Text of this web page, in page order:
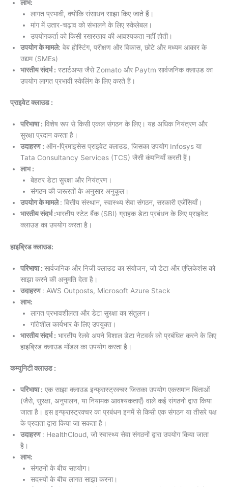
लाभ:
लागत प्रभावी, क्योंकि संसाधन साझा किए जाते हैं।
मांग में उतार-चढ़ाव को संभालने के लिए स्केलेबल।
उपयोगकर्ता को किसी रखरखाव की आवश्यकता नहीं होती।
उपयोग के मामले: वेब होस्टिंग, परीक्षण और विकास, छोटे और मध्यम आकार के
उद्यम (SMEs)
भारतीय संदर्भ : स्टार्टअप्स जैसे Zomato और Paytm सार्वजनिक क्लाउड का
उपयोग लागत प्रभावी स्केलिंग के लिए करते हैं।
प्राइवेट क्लाउड :
परिभाषा : विशेष रूप से किसी एकल संगठन के लिए। यह अधिक नियंत्रण और
सुरक्षा प्रदान करता है।
उदाहरण : ऑन-प्रिमाइसेस प्राइवेट क्लाउड, जिसका उपयोग Infosys या
Tata Consultancy Services (TCS) जैसी कंपनियाँ करती हैं।
लाभ :
बेहतर डेटा सुरक्षा और नियंत्रण।
संगठन की जरूरतों के अनुसार अनुकूल।
उपयोग के मामले: वित्तीय संस्थान, स्वास्थ्य सेवा संगठन, सरकारी एजेंसियाँ।
भारतीय संदर्भ :भारतीय स्टेट बैंक (SBI) ग्राहक डेटा प्रबंधन के लिए प्राइवेट
क्लाउड का उपयोग करता है।
हाइब्रिड क्लाउड:
परिभाषा : सार्वजनिक और निजी क्लाउड का संयोजन, जो डेटा और एप्लिकेशंस को
साझा करने की अनुमति देता है।
उदाहरण: AWS Outposts, Microsoft Azure Stack
लाभ:
लागत प्रभावशीलता और डेटा सुरक्षा का संतुलन।
गतिशील कार्यभार के लिए उपयुक्त।
भारतीय संदर्भ : भारतीय रेलवे अपने विशाल डेटा नेटवर्क को प्रबंधित करने के लिए
हाइब्रिड क्लाउड मॉडल का उपयोग करता है।
कम्युनिटी क्लाउड :
परिभाषा : एक साझा क्लाउड इन्फ्रास्ट्रक्चर जिसका उपयोग एकसमान चिंताओं
(जैसे, सुरक्षा, अनुपालन, या नियामक आवश्यकताएँ) वाले कई संगठनों द्वारा किया
जाता है। इस इन्फ्रास्ट्रक्चर का प्रबंधन इनमें से किसी एक संगठन या तीसरे पक्ष
के प्रदाता द्वारा किया जा सकता है।
उदाहरण: HealthCloud, जो स्वास्थ्य सेवा संगठनों द्वारा उपयोग किया जाता
है।
लाभ:
संगठनों के बीच सहयोग।
सदस्यों के बीच लागत साझा करना।